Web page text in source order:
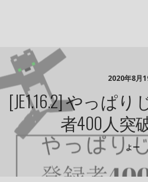
2020年8月
[JE1.16.2] やっぱ
者400人突
よー